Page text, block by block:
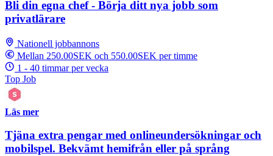
Bli din egna chef - Börja ditt nya jobb som
privatlärare
Nationell jobbannons
Mellan 250.00SEK och 550.00SEK per timme
1 - 40 timmar per vecka
Top Job
Läs mer
Tjäna extra pengar med onlineundersökningar och
mobilspel. Bekvämt hemifrån eller på språng